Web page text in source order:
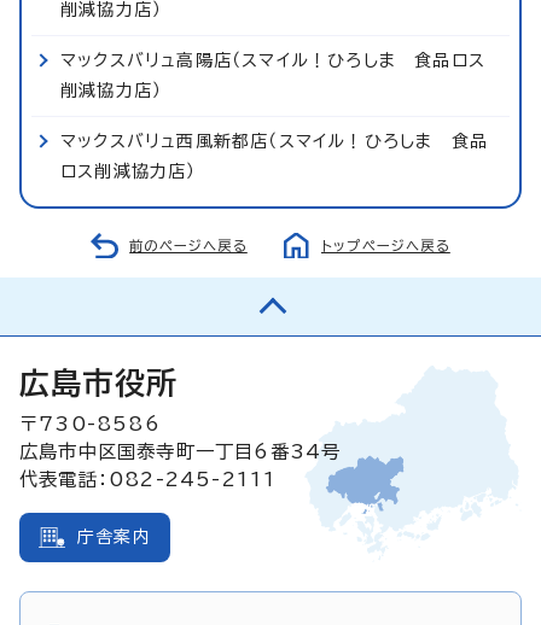
削減協力店）
マックスバリュ高陽店（スマイル！ひろしま 食品ロス
削減協力店）
マックスバリュ西風新都店（スマイル！ひろしま 食品
ロス削減協力店）
前のページへ戻る トップページへ戻る
広島市役所
〒730-8586
広島市中区国泰寺町一丁目6番34号
代表電話：082-245-2111
庁舎案内